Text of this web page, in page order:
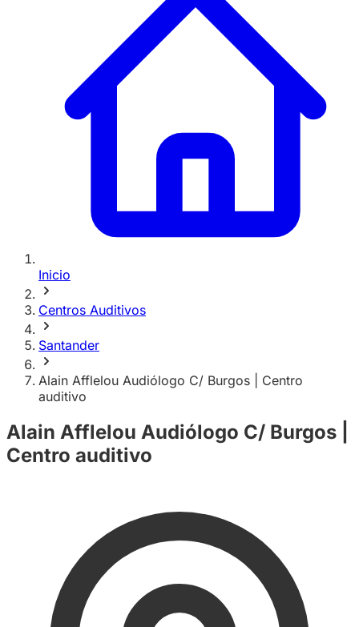
Inicio
Centros Auditivos
Santander
Alain Afflelou Audiólogo C/ Burgos | Centro
auditivo
Alain Afflelou Audiólogo C/ Burgos |
Centro auditivo